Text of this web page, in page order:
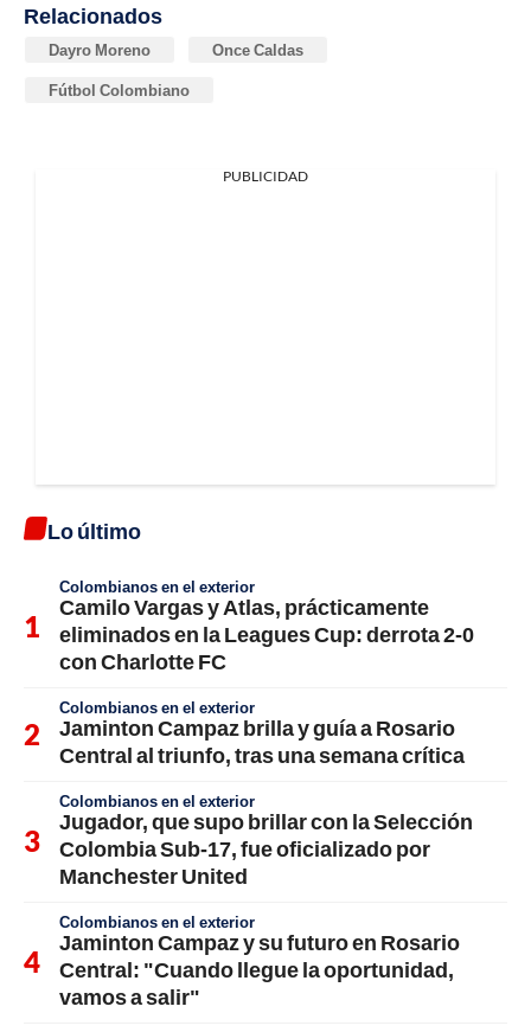
Relacionados
Dayro Moreno Once Caldas
Fútbol Colombiano
PUBLICIDAD
Lo último
Colombianos en el exterior
Camilo Vargas y Atlas, prácticamente
eliminados en la Leagues Cup: derrota 2-0
con Charlotte FC
Colombianos en el exterior
Jaminton Campaz brilla y guía a Rosario
Central al triunfo, tras una semana crítica
Colombianos en el exterior
Jugador, que supo brillar con la Selección
Colombia Sub-17, fue oficializado por
Manchester United
Colombianos en el exterior
Jaminton Campaz y su futuro en Rosario
Central: "Cuando llegue la oportunidad,
vamos a salir"